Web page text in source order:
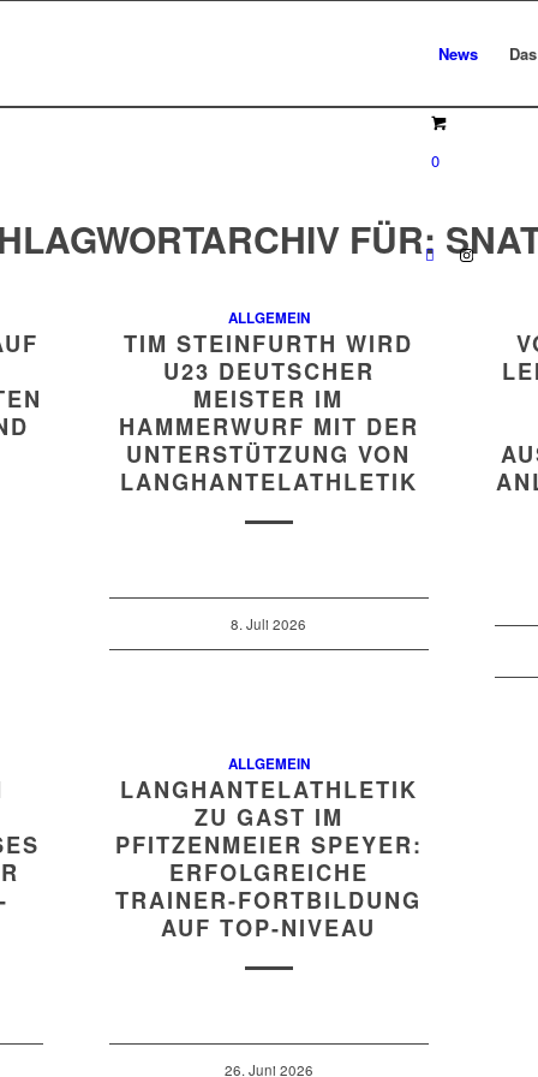
News
0
FÜR:
ALLGEMEIN
TIM STEINFURTH WIRD
U23 DEUTSCHER
MEISTER IM
HAMMERWURF MIT DER
UNTERSTÜTZUNG VON
LANGHANTELATHLETIK
8. Juli 2026
T
ALLGEMEIN
LANGHANTELATHLETIK
ZU GAST IM
PFITZENMEIER SPEYER:
ERFOLGREICHE
TRAINER-FORTBILDUNG
AUF TOP-NIVEAU
26. Juni 2026